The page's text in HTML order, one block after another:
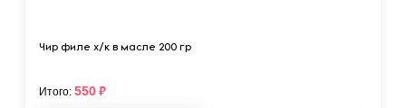
Чир филе х/к в масле 200 гр
Итого: 550₽